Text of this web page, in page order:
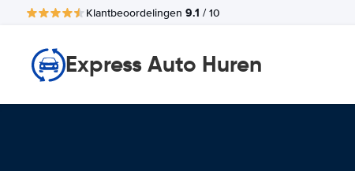
Klantbeoordelingen 9.1 / 10
Express Auto Huren